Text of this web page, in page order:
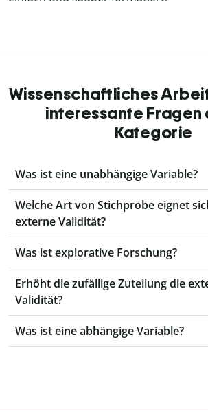
Wissenschaftliches
interessante Fragen
Kategorie
Was ist eine unabhängige Variable?
Welche Art von Stichprobe eignet
externe Validität?
Was ist explorative Forschung?
Erhöht die zufällige Zuteilung die
Validität?
Was ist eine abhängige Variable?